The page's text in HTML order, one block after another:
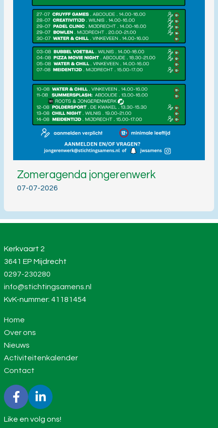
Zomeragenda jongerenwerk
07-07-2026
Kerkvaart 2
3641 EP Mijdrecht
0297-230280
info@stichtingsamens.nl
KvK-nummer: 41181454
Home
Over ons
Nieuws
Activiteitenkalender
Contact
Like en volg ons!